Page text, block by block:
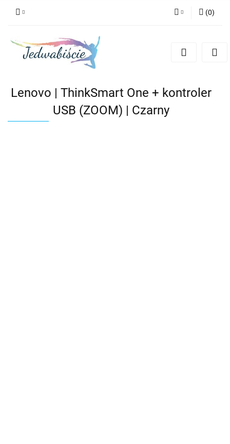
Zarejestruj się
(0)
Lenovo | ThinkSmart One + kontroler
USB (ZOOM) | Czarny